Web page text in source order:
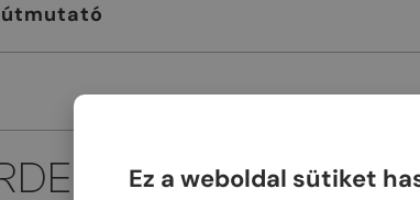
Ez a weboldal sütiket